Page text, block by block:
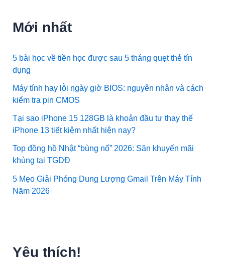
Mới nhất
5 bài học về tiền học được sau 5 tháng quẹt thẻ tín
dụng
Máy tính hay lỗi ngày giờ BIOS: nguyên nhân và cách
kiểm tra pin CMOS
Tại sao iPhone 15 128GB là khoản đầu tư thay thế
iPhone 13 tiết kiệm nhất hiện nay?
Top đồng hồ Nhật “bùng nổ” 2026: Săn khuyến mãi
khủng tại TGDĐ
5 Mẹo Giải Phóng Dung Lượng Gmail Trên Máy Tính
Năm 2026
Yêu thích!